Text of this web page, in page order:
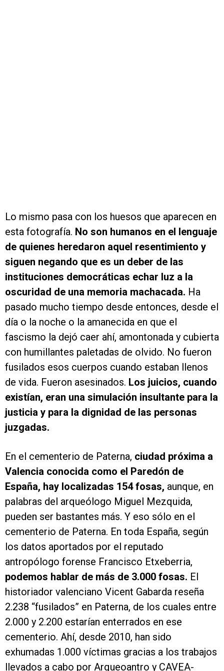
Lo mismo pasa con los huesos que aparecen en
esta fotografía. No son humanos en el lenguaje
de quienes heredaron aquel resentimiento y
siguen negando que es un deber de las
instituciones democráticas echar luz a la
oscuridad de una memoria machacada. Ha
pasado mucho tiempo desde entonces, desde el
día o la noche o la amanecida en que el
fascismo la dejó caer ahí, amontonada y cubierta
con humillantes paletadas de olvido. No fueron
fusilados esos cuerpos cuando estaban llenos
de vida. Fueron asesinados. Los juicios, cuando
existían, eran una simulación insultante para la
justicia y para la dignidad de las personas
juzgadas.
En el cementerio de Paterna, ciudad próxima a
Valencia conocida como el Paredón de
España, hay localizadas 154 fosas, aunque, en
palabras del arqueólogo Miguel Mezquida,
pueden ser bastantes más. Y eso sólo en el
cementerio de Paterna. En toda España, según
los datos aportados por el reputado
antropólogo forense Francisco Etxeberria,
podemos hablar de más de 3.000 fosas. El
historiador valenciano Vicent Gabarda reseña
2.238 “fusilados” en Paterna, de los cuales entre
2.000 y 2.200 estarían enterrados en ese
cementerio. Ahí, desde 2010, han sido
exhumadas 1.000 víctimas gracias a los trabajos
llevados a cabo por Arqueoantro y CAVEA-